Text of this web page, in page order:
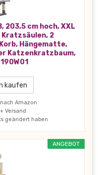
203,5 cm hoch, XXL
Kratzsäulen, 2
Hängematte,
Katzenkratzbaum,
kaufen
Amazon
Versand
geändert haben
ANGEBOT